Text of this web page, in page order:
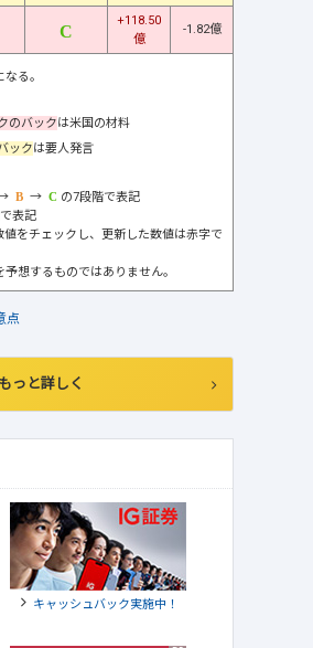
+118.50
億
-1.82億
る。
のバックは米国の材料
ックは要人発言
→
の7段階で表記
表記
をチェックし、更新した数値は赤字で
想するものではありません。
点
っと詳しく
キャッシュバック実施中！